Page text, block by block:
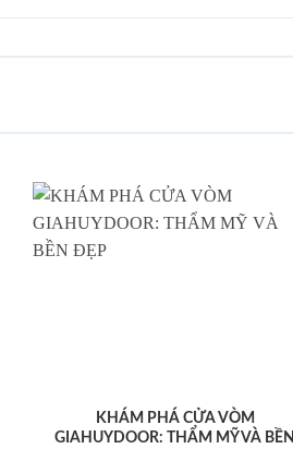
KHÁM PHÁ CỬA VÒM
GIAHUYDOOR: THẨM MỸ VÀ BỀN